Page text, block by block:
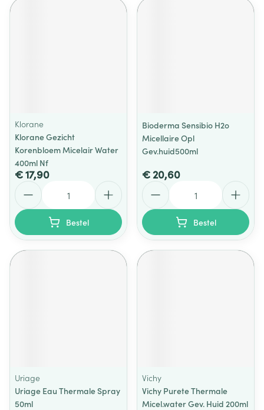
Klorane
Klorane Gezicht
Korenbloem Micelair Water
400ml Nf
€ 17,90
Bestel
Bioderma Sensibio H2o
Micellaire Opl
Gev.huid500ml
€ 20,60
Bestel
Uriage
Uriage Eau Thermale Spray
50ml
Vichy
Vichy Purete Thermale
Micel.water Gev. Huid 200ml